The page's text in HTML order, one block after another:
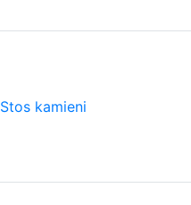
Stos kamieni